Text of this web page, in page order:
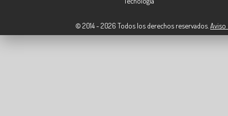
© 2014 - 2026 Todos los derechos reservados. Aviso